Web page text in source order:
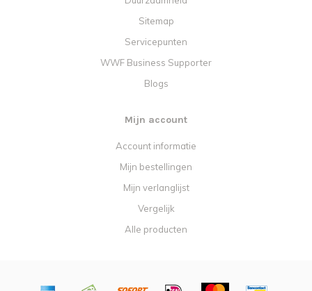
Sitemap
Servicepunten
WWF Business Supporter
Blogs
Mijn account
Account informatie
Mijn bestellingen
Mijn verlanglijst
Vergelijk
Alle producten